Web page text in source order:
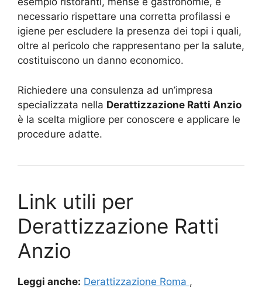
necessario rispettare una corretta profilassi e
igiene per escludere la presenza dei topi i quali,
oltre al pericolo che rappresentano per la salute,
costituiscono un danno economico.
Richiedere una consulenza ad un’impresa
specializzata nella Derattizzazione Ratti Anzio
è la scelta migliore per conoscere e applicare le
procedure adatte.
Link utili per
Derattizzazione Ratti
Anzio
Leggi anche: Derattizzazione Roma ,